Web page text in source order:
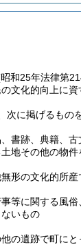
和25年法律第
文化的向上に資
次に掲げるもの
書跡、典籍、
地その他の物件
形の文化的所
等に関する風
いもの
の遺跡で町に